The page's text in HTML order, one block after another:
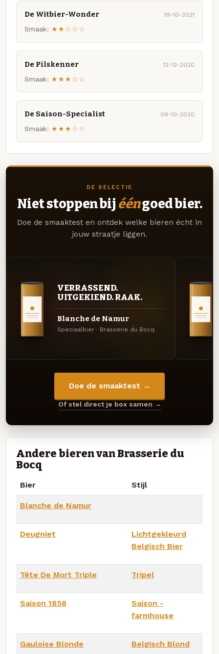
De Witbier-Wonder 19-10-2021
Smaak: ★★☆☆☆
De Pilskenner 12-12-2020
Smaak: ★★★☆☆
De Saison-Specialist 09-10-2020
Smaak: ★★★☆☆
DE SELECTIE
Niet stoppen bij ééngoed bier.
Doe de smaaktest en ontdek welke bieren écht in
jouw straatje liggen.
VERRASSEND.
UITGEKIEND. RAAK.
Blanche de Namur
Speciaalbier · Brasserie du Bocq
Doe de smaaktest →
Of stel direct je box samen →
Andere bieren van Brasserie du
Bocq
Bier Stijl
Blanche de Namur
Deugniet
Lichtgekleurd
Belgisch Bier
Tête De Mort Triple Tripel
Saison 1858
Saison -
farmhouse
Gauloise Blonde Belgisch Blond